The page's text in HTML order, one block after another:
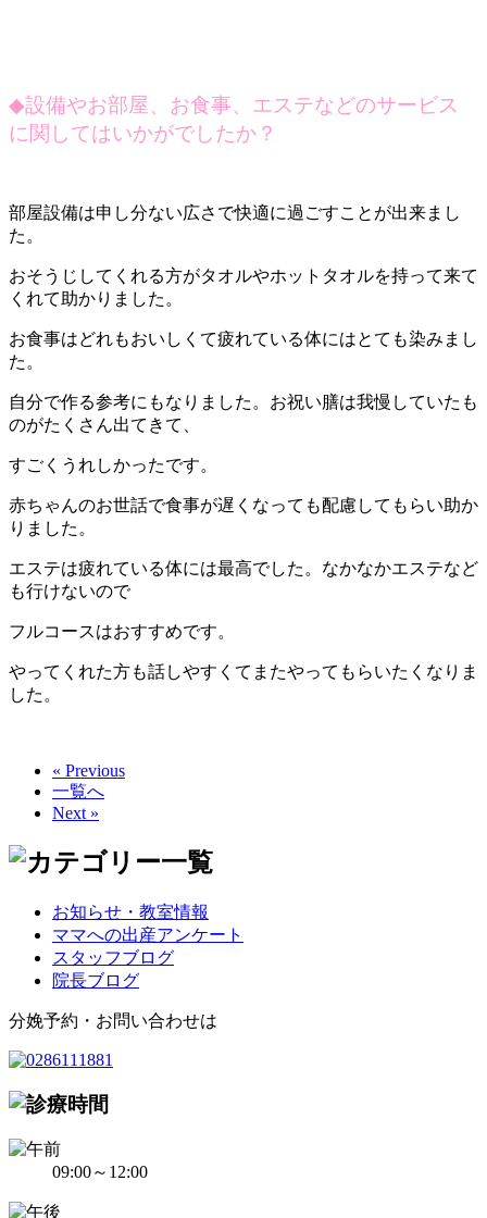
◆設備やお部屋、お食事、エステなどのサービス
に関してはいかがでしたか？
部屋設備は申し分ない広さで快適に過ごすことが出来まし
た。
おそうじしてくれる方がタオルやホットタオルを持って来て
くれて助かりました。
お食事はどれもおいしくて疲れている体にはとても染みまし
た。
自分で作る参考にもなりました。お祝い膳は我慢していたも
のがたくさん出てきて、
すごくうれしかったです。
赤ちゃんのお世話で食事が遅くなっても配慮してもらい助か
りました。
エステは疲れている体には最高でした。なかなかエステなど
も行けないので
フルコースはおすすめです。
やってくれた方も話しやすくてまたやってもらいたくなりま
した。
« Previous
一覧へ
Next »
お知らせ・教室情報
ママへの出産アンケート
スタッフブログ
院長ブログ
分娩予約・お問い合わせは
09:00～12:00